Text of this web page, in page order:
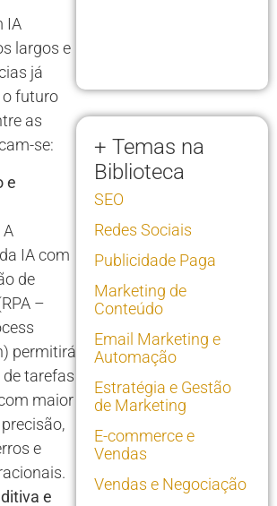
IA
largos e
já
futuro
as
se:
e
A
IA com
de
–
permitirá
de tarefas
maior
e
e
+ Temas na
Biblioteca
SEO
Redes Sociais
Publicidade Paga
Marketing de
Conteúdo
Email Marketing e
Automação
Estratégia e Gestão
de Marketing
E-commerce e
Vendas
Vendas e Negociação